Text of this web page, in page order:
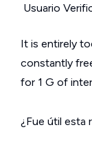
Usuario
It is entirely
constantly
for 1 G of
¿Fue útil esta